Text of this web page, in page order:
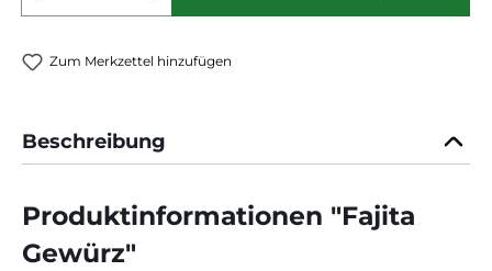
Zum Merkzettel hinzufügen
Beschreibung
Produktinformationen "Fajita
Gewürz"